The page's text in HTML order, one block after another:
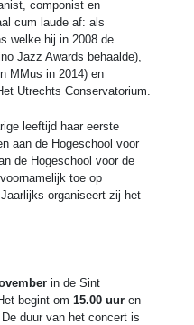
componist en
cum laude af: als
welke hij in 2008 de
Jazz Awards behaalde),
MMus in 2014) en
Utrechts Conservatorium.
leeftijd haar eerste
aan de Hogeschool voor
de Hogeschool voor de
toe op
organiseert zij het
in de Sint
begint om 15.00 uur en
duur van het concert is